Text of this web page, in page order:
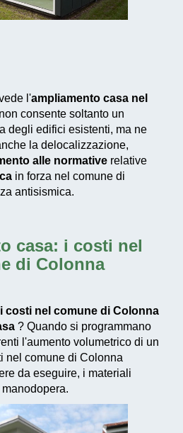
l'ampliamento casa nel
consente soltanto un
degli edifici esistenti, ma ne
la delocalizzazione,
alle normative relative
in forza nel comune di
antisismica.
casa: i costi nel
di Colonna
i costi nel comune di Colonna
? Quando si programmano
l'aumento volumetrico di un
nel comune di Colonna
da eseguire, i materiali